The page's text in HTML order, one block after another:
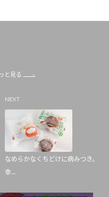
と見る
NEXT
なめらかなくちどけに病みつき。
幸...